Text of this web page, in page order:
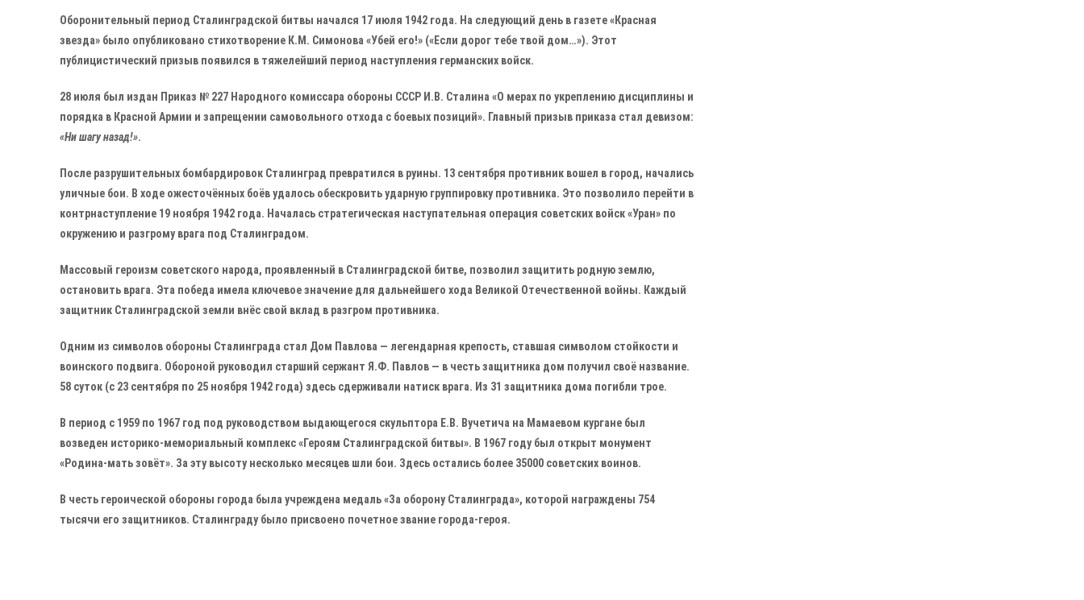
Оборонительный период Сталинградской битвы начался 17 июля 1942 года. На следующий день в газете «Красная
звезда» было опубликовано стихотворение К.М. Симонова «Убей его!» («Если дорог тебе твой дом…»). Этот
публицистический призыв появился в тяжелейший период наступления германских войск.
28 июля был издан Приказ № 227 Народного комиссара обороны СССР И.В. Сталина «О мерах по укреплению дисциплины и
порядка в Красной Армии и запрещении самовольного отхода с боевых позиций». Главный призыв приказа стал девизом:
«Ни шагу назад!».
После разрушительных бомбардировок Сталинград превратился в руины. 13 сентября противник вошел в город, начались
уличные бои. В ходе ожесточённых боёв удалось обескровить ударную группировку противника. Это позволило перейти в
контрнаступление 19 ноября 1942 года. Началась стратегическая наступательная операция советских войск «Уран» по
окружению и разгрому врага под Сталинградом.
Массовый героизм советского народа, проявленный в Сталинградской битве, позволил защитить родную землю,
остановить врага. Эта победа имела ключевое значение для дальнейшего хода Великой Отечественной войны. Каждый
защитник Сталинградской земли внёс свой вклад в разгром противника.
Одним из символов обороны Сталинграда стал Дом Павлова — легендарная крепость, ставшая символом стойкости и
воинского подвига. Обороной руководил старший сержант Я.Ф. Павлов — в честь защитника дом получил своё название.
58 суток (с 23 сентября по 25 ноября 1942 года) здесь сдерживали натиск врага. Из 31 защитника дома погибли трое.
В период с 1959 по 1967 год под руководством выдающегося скульптора Е.В. Вучетича на Мамаевом кургане был
возведен историко-мемориальный комплекс «Героям Сталинградской битвы». В 1967 году был открыт монумент
«Родина-мать зовёт». За эту высоту несколько месяцев шли бои. Здесь остались более 35000 советских воинов.
В честь героической обороны города была учреждена медаль «За оборону Сталинграда», которой награждены 754
тысячи его защитников. Сталинграду было присвоено почетное звание города-героя.